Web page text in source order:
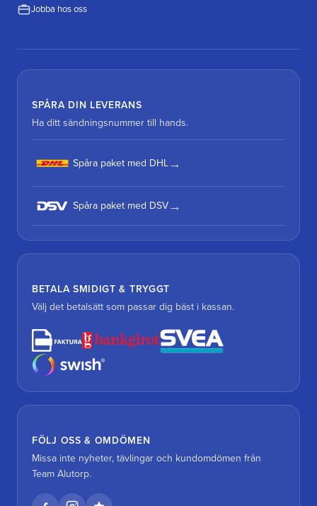
Jobba hos oss
SPÅRA DIN LEVERANS
Ha ditt sändningsnummer till hands.
Spåra paket med DHL
Spåra paket med DSV
BETALA SMIDIGT & TRYGGT
Välj det betalsätt som passar dig bäst i kassan.
FÖLJ OSS & OMDÖMEN
Missa inte nyheter, tävlingar och kundomdömen från
Team Alutorp.